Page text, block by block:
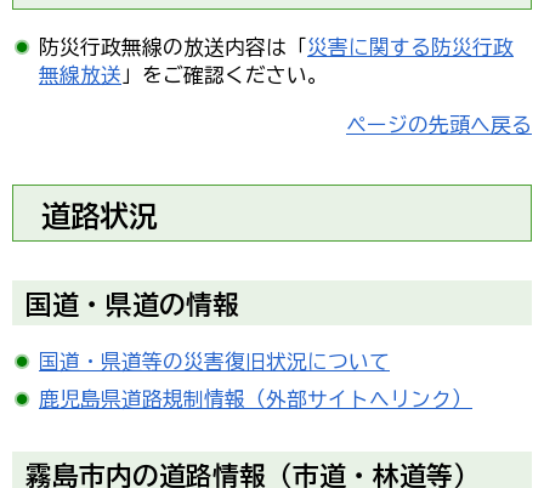
防災行政無線の放送内容は「 災害に関する防災行政
無線放送 」をご確認ください。
ページの先頭へ戻る
道路状況
国道・県道の情報
国道・県道等の災害復旧状況について
鹿児島県道路規制情報（外部サイトへリンク）
霧島市内の道路情報（市道・林道等）